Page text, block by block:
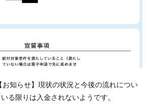
知らせ】現状の状況と今後の流れについ
る限りは入金されないようです。